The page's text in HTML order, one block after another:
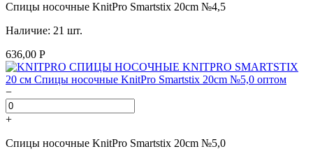
Спицы носочные KnitPro Smartstix 20cm №4,5
Наличие: 21 шт.
636,00 Р
−
+
Спицы носочные KnitPro Smartstix 20cm №5,0